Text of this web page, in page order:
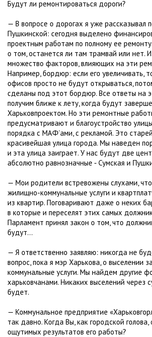
Будут ли ремонтироваться дороги?
— В вопросе о дорогах я уже рассказывал
Пушкинской: сегодня выделено
проектным работам по полному ее
о том, останется ли там трамвай или нет.
множество факторов, влияющих на эти
Например, бордюр: если его увеличивать,
офисов просто не будут открываться,
сделаны под этот бордюр. Все ответы на
получим ближе к лету, когда будут
Харьковпроектом. Но эти ремонтные
предусматривают и благоустройство
порядка с МАФ’ами, с рекламой. Это
красивейшая улица города. Мы наведен
и эта улица заиграет. У нас будут две
абсолютно равнозначные - Сумская и
— Мои родители встревожены слухами,
жилищно-коммунальные услуги и
из квартир. Поговаривают даже о неких
в которые и переселят этих самых
Парламент принял закон о том, что
будут…
— Я ответственно заявляю: никогда не
вопрос, пока я мэр Харькова, о выселении
коммунальные услуги. Мы найдем другие
харьковчанами. Никаких выселений через
будет.
— Коммунальное предприятие
так давно. Когда Вы, как городской
ощутимых результатов его работы?